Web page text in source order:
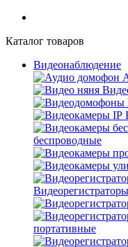
Каталог товаров
Видеонаблюдение
беспроводные
портативные